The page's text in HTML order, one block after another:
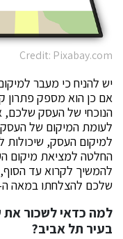
Credit: Pixabay.com
יש להניח כי מעבר
אם כן הוא מספק פתרון
הנוכחי של העסק שלכם,
לעומת המיקום של
למיקום העסק,
החלטה למציאת מיקום
להמשיך לקרוא עד
שלכם להצלחתו במאה ה-
למה כדאי לשכור את
בעיר תל אביב?